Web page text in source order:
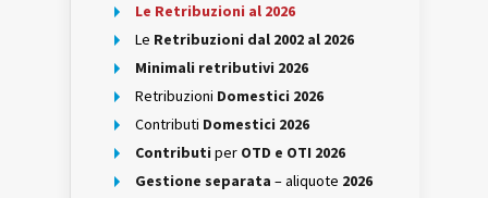
Le Retribuzioni al 2026
Le Retribuzioni dal 2002 al 2026
Minimali retributivi 2026
Retribuzioni Domestici 2026
Contributi Domestici 2026
Contributi per OTD e OTI 2026
Gestione separata – aliquote 2026